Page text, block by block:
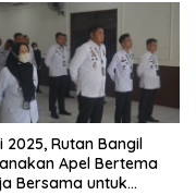
2025, Rutan Bangil
Apel Bertema
Bersama untuk